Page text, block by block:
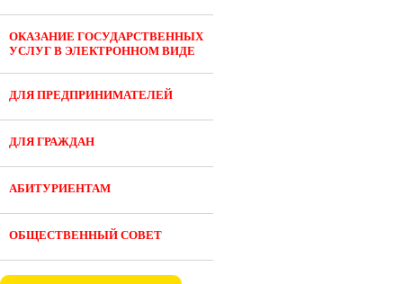
ОКАЗАНИЕ ГОСУДАРСТВЕННЫХ
УСЛУГ В ЭЛЕКТРОННОМ ВИДЕ
ДЛЯ ПРЕДПРИНИМАТЕЛЕЙ
ДЛЯ ГРАЖДАН
АБИТУРИЕНТАМ
ОБЩЕСТВЕННЫЙ СОВЕТ